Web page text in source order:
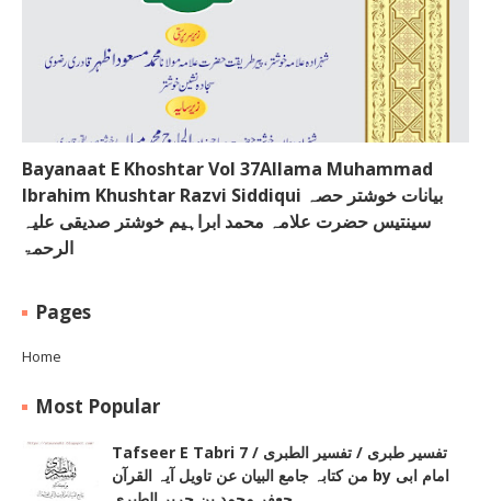
Bayanaat E Khoshtar Vol 37Allama Muhammad
Ibrahim Khushtar Razvi Siddiqui بیانات خوشتر حصہ
سینتیس حضرت علامہ محمد ابراہیم خوشتر صدیقی علیہ
الرحمۃ
Pages
Home
Most Popular
Tafseer E Tabri 7 / تفسیر طبری / تفسیر الطبری
من کتابہ جامع البیان عن تاویل آیہ القرآن by امام ابی